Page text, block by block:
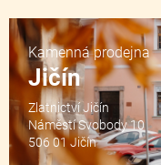
Kamenná prodejna
Jičín
Zlatnictví Jičín
Náměstí Svobody 10
506 01 Jičín